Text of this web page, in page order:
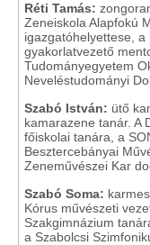
Réti Tamás:
Zeneiskola Alapfokú
igazgatóhelyettese,
gyakorlatvezető
Tudományegyetem
Neveléstudományi
Szabó István: ütő
kamarazene tanár. A
főiskolai tanára, a
Besztercebányai
Zeneművészei Kar
Szabó Soma:
Kórus művészeti
Szakgimnázium
a Szabolcsi